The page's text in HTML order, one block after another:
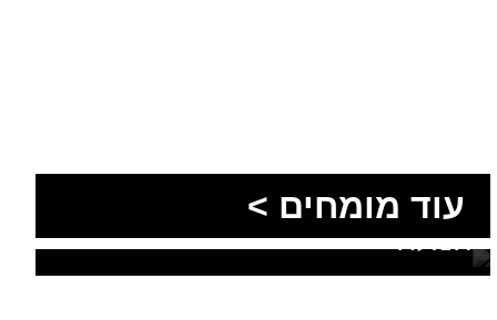
עוד מומחים >
מתכננים נסיעה קבוצתית
מושלמת לנגב, לאילת ולים
המלח